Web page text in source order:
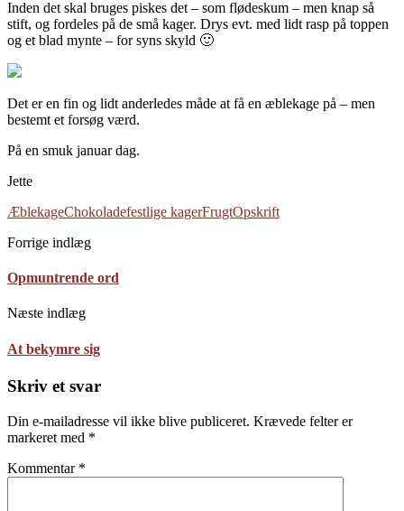
Inden det skal bruges piskes det – som flødeskum – men knap så
stift, og fordeles på de små kager. Drys evt. med lidt rasp på toppen
og et blad mynte – for syns skyld 🙂
Det er en fin og lidt anderledes måde at få en æblekage på – men
bestemt et forsøg værd.
På en smuk januar dag.
Jette
ÆblekageChokoladefestlige kagerFrugtOpskrift
Forrige indlæg
Opmuntrende ord
Næste indlæg
At bekymre sig
Skriv et svar
Din e-mailadresse vil ikke blive publiceret. Krævede felter er
markeret med *
Kommentar *